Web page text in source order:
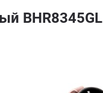
BHR8345GL